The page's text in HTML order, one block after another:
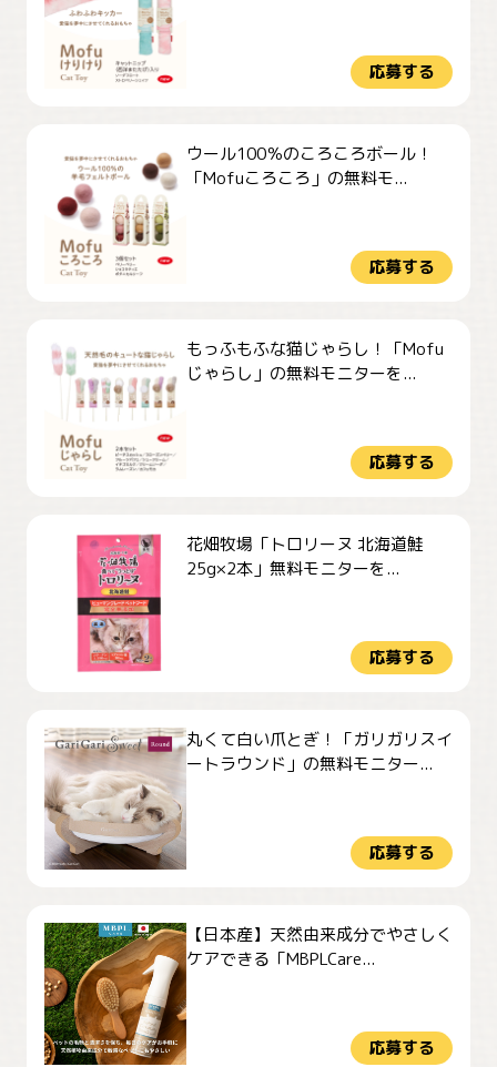
応募する
ウール100％のころころボール！
「Mofuころころ」の無料モ...
応募する
もっふもふな猫じゃらし！「Mofu
じゃらし」の無料モニターを...
応募する
花畑牧場「トロリーヌ 北海道鮭
25g×2本」無料モニターを...
応募する
丸くて白い爪とぎ！「ガリガリスイ
ートラウンド」の無料モニター...
応募する
【日本産】天然由来成分でやさしく
ケアできる「MBPLCare...
応募する